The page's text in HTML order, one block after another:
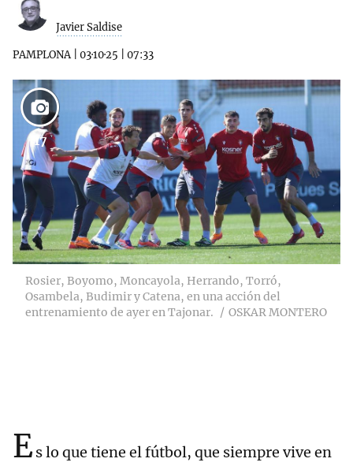
Javier Saldise
PAMPLONA| 03·10·25 07:33
17
Rosier, Boyomo, Moncayola, Herrando, Torró,
Osambela, Budimir y Catena, en una acción del
entrenamiento de ayer en Tajonar.
OSKAR MONTERO
Es lo que tiene el fútbol, que siempre vive en